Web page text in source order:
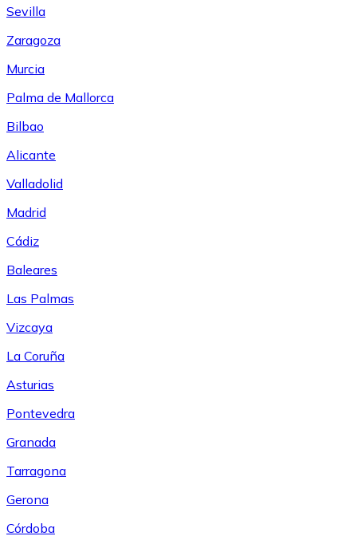
Sevilla
Zaragoza
Murcia
Palma de Mallorca
Bilbao
Alicante
Valladolid
Madrid
Cádiz
Baleares
Las Palmas
Vizcaya
La Coruña
Asturias
Pontevedra
Granada
Tarragona
Gerona
Córdoba